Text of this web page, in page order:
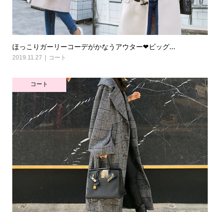
ほっこりガーリーコーデがかなうアウター❤ビッグ...
2019.11.27 コート
コート